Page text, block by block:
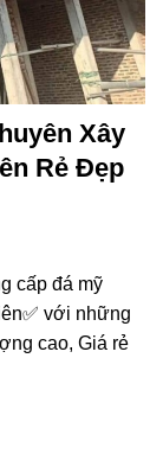
Xây
Rẻ Đẹp
cấp đá mỹ
với những
cao, Giá rẻ
thờ họ ở Điện